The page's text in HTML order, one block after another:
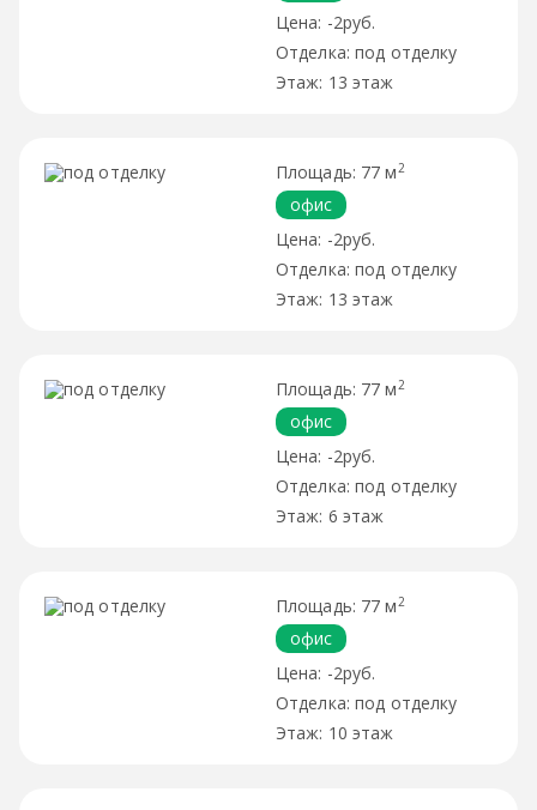
-2руб.
под отделку
13 этаж
77 м 2
офис
-2руб.
под отделку
13 этаж
77 м 2
офис
-2руб.
под отделку
6 этаж
77 м 2
офис
-2руб.
под отделку
10 этаж